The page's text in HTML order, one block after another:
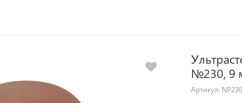
№230, 9
Артикул: NP230